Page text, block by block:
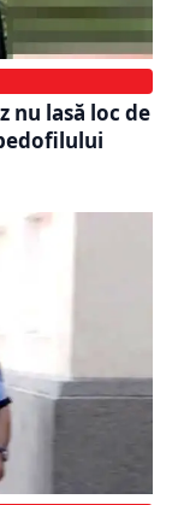
nu lasă loc de